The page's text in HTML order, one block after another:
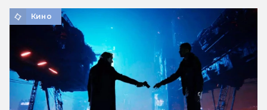
Кино